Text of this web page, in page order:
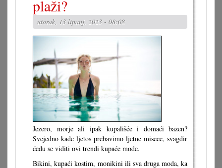
plaži?
utorak, 13 lipanj, 2023 - 08:08
Jezero, morje ali ipak kupališće i domaći bazen?
Svejedno kade ljetos prebavimo ljetne misece, svagdir
ćedu se viditi ovi trendi kupaće mode.
Bikini, kupaći kostim, monikini ili sva druga moda, ka